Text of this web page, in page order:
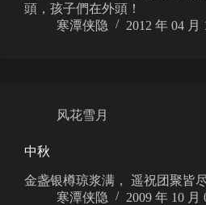
頭，孩子們在外頭！
寒潭侠隐
2012 年 04 月
风花雪月
中秋
金盏银樽琼浆满， 遥祝团聚皆
寒潭侠隐
2009 年 10 月